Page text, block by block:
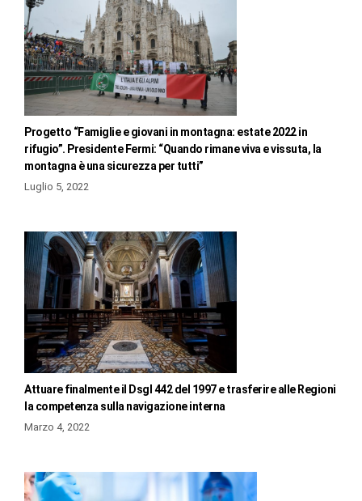
Progetto “Famiglie e giovani in montagna: estate 2022 in
rifugio”. Presidente Fermi: “Quando rimane viva e vissuta, la
montagna è una sicurezza per tutti”
Luglio 5, 2022
Attuare finalmente il Dsgl 442 del 1997 e trasferire alle Regioni
la competenza sulla navigazione interna
Marzo 4, 2022